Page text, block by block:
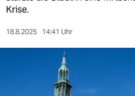
kultur
sport
Krise.
18.8.2025 14:41 Uhr